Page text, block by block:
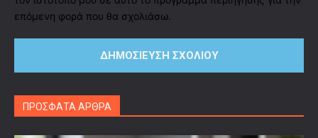
επόμενη φορά που θα σχολιάσω.
ΠΡΟΣΦΑΤΑ ΑΡΘΡΑ